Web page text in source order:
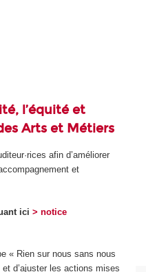
l’équité et
Arts et Métiers
afin d’améliorer
et
ici> notice
« Rien sur nous sans nous
d’ajuster les actions mises